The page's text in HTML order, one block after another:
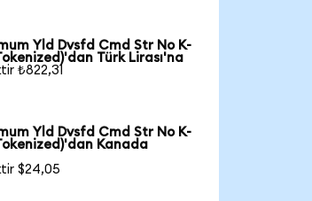
Yld Dvsfd Cmd Str No K-
Türk Lirası'na
₺822,31
Yld Dvsfd Cmd Str No K-
Kanada
$24,05